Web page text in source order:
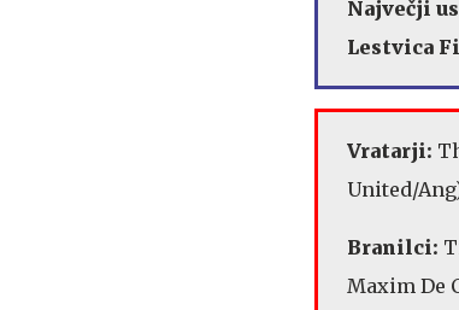
Največji
Lestvica
Vratarji:
United/
Branilci:
Maxim De